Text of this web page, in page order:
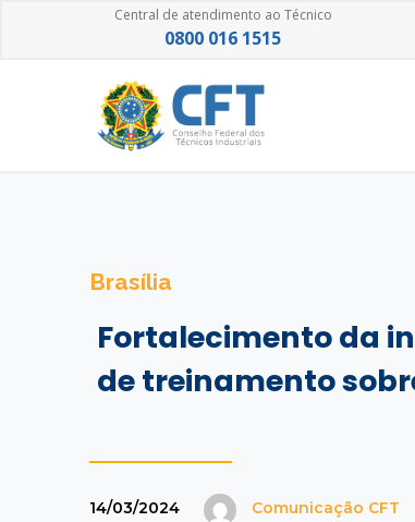
Central de atendimento ao Técnico
0800 016 1515
Brasília
Fortalecimento da
de treinamento
14/03/2024 Comunicação CFT